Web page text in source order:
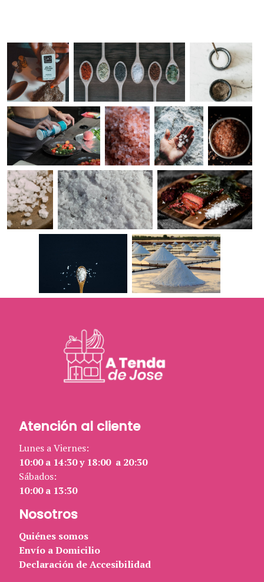
Atención al cliente
Lunes a Viernes:
10:00 a 14:30 y 18:00 a 20:30
Sábados:
10:00 a 13:30
Nosotros
Quiénes somos
Envío a Domicilio
Declaración de Accesibilidad